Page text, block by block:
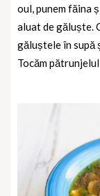
oul, punem făina
aluat de găluște.
găluștele în supă
Tocăm